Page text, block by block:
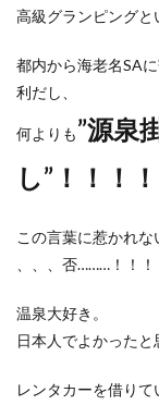
高級グランピング
都内から海老名SA
利だし、
何よりも”源泉
し”！！！
この言葉に惹かれ
、、、否………！！
温泉大好き。
日本人でよかった
レンタカーを借りて